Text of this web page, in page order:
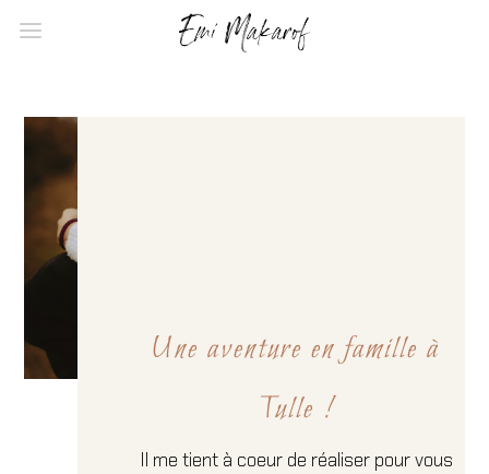
Une aventure en famille à
Tulle !
Il me tient à coeur de réaliser pour vous